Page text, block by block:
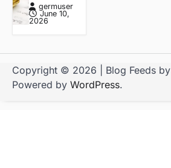
germuser
June 10,
2026
Copyright © 2026 | Blog Feeds by
Powered by WordPress.